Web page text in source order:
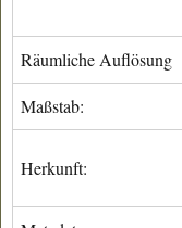
Räumliche Auflösung
Maßstab:
Herkunft: